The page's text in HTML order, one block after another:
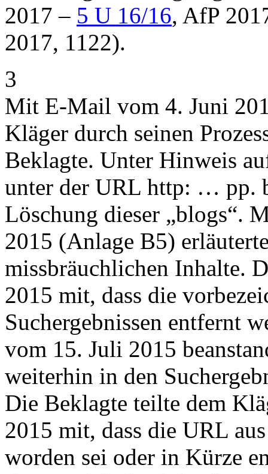
2017 – 5 U 16/16, AfP
2017, 1122).
3
Mit E-Mail vom 4. Juni
Kläger durch seinen
Beklagte. Unter Hinweis
unter der URL http: … pp.
Löschung dieser „blogs“.
2015 (Anlage B5)
missbräuchlichen Inhalte.
2015 mit, dass die
Suchergebnissen entfernt
vom 15. Juli 2015
weiterhin in den
Die Beklagte teilte dem
2015 mit, dass die URL
worden sei oder in Kürze